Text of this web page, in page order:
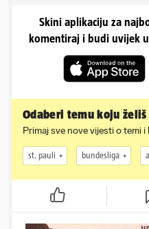
Skini aplikaciju za
komentiraj i budi uvijek
Odaberi temu koju
Primaj sve nove vijesti o temi
st. pauli bundesliga